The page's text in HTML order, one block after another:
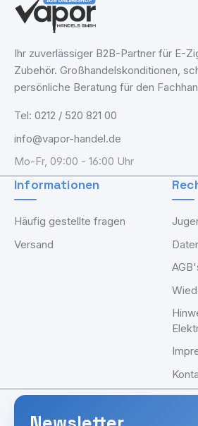
Ihr zuverlässiger B2B-Partner für E-
Zubehör. Großhandelskonditionen,
persönliche Beratung für den
Tel: 0212 / 520 821 00
info@vapor-handel.de
Mo-Fr, 09:00 - 16:00 Uhr
Informationen
Häufig gestellte fragen
Versand